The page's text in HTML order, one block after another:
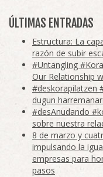
ÚLTIMAS ENTRADAS
Estructura: La
razón de subir
#Untangling
Our Relationship
#deskorapilatzen
dugun
#desAnudando
sobre nuestra
8 de marzo y
impulsando la
empresas para
pasos